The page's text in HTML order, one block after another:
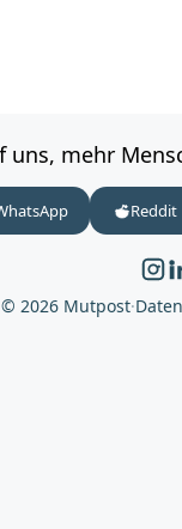
uns, mehr
Reddit
© 2026 Mutpost·